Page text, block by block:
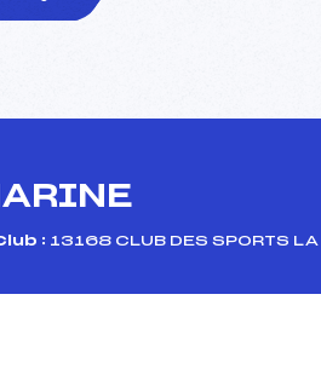
: 13168 CLUB DES SPORTS